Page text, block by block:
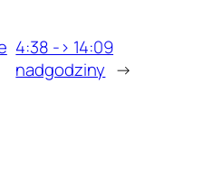
4:38 -> 14:09
nadgodziny →